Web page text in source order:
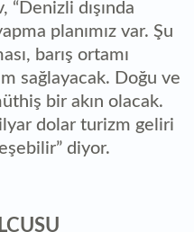
“Denizli dışında
planımız var. Şu
barış ortamı
sağlayacak. Doğu ve
bir akın olacak.
dolar turizm geliri
diyor.